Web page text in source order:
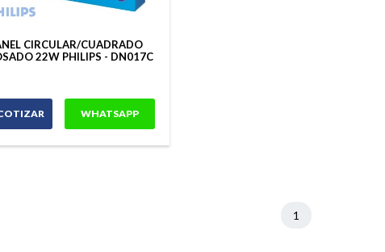
CIRCULAR/CUADRADO
22W PHILIPS - DN017C
WHATSAPP
1